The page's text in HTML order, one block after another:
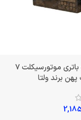
خرید عمده باتری موتورسیکلت 7